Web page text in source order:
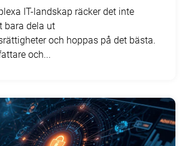
IT-landskap räcker det inte
bara dela ut
och hoppas på det bästa.
och...